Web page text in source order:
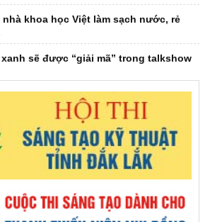
Khuyến học tỉnh Đắk Lắk lần thứ I,
EUDR bằng bản đồ số cà phê Đắk Lắk
Đông Nam Á, thứ 7 thế giới về chuyển
hệ mới